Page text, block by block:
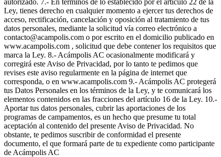
autorizado. 7.- En términos de lo establecido por el artículo 22 de la
Ley, tienes derecho en cualquier momento a ejercer tus derechos de
acceso, rectificación, cancelación y oposición al tratamiento de tus
datos personales, mediante la solicitud vía correo electrónico a
contacto@acampolis.com o por escrito en el domicilio publicado en
www.acampolis.com , solicitud que debe contener los requisitos que
marca la Ley. 8.- Acámpolis AC ocasionalmente modificará y
corregirá este Aviso de Privacidad, por lo tanto te pedimos que
revises este aviso regularmente en la página de internet que
corresponda, o en www.acampolis.com 9.- Acámpolis AC protegerá
tus Datos Personales en los términos de la Ley, y te comunicará los
elementos contenidos en las fracciones del artículo 16 de la Ley. 10.-
Aportar tus datos personales, cubrir las aportaciones de los
programas de campamentos, es un hecho que presume tu total
aceptación al contenido del presente Aviso de Privacidad. No
obstante, te pedimos suscribir de conformidad el presente
documento, el que formará parte de tu expediente como participante
de Acámpolis AC